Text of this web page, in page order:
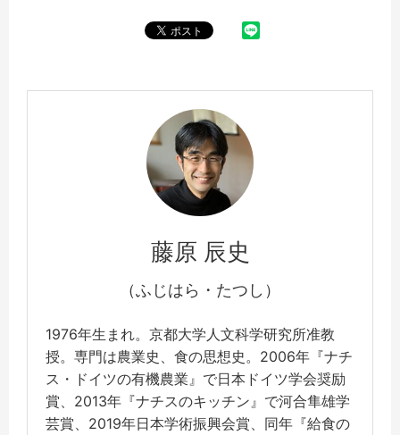
藤原 辰史
（ふじはら・たつし）
1976年生まれ。京都大学人文科学研究所准教
授。専門は農業史、食の思想史。2006年『ナチ
ス・ドイツの有機農業』で日本ドイツ学会奨励
賞、2013年『ナチスのキッチン』で河合隼雄学
芸賞、2019年日本学術振興会賞、同年『給食の